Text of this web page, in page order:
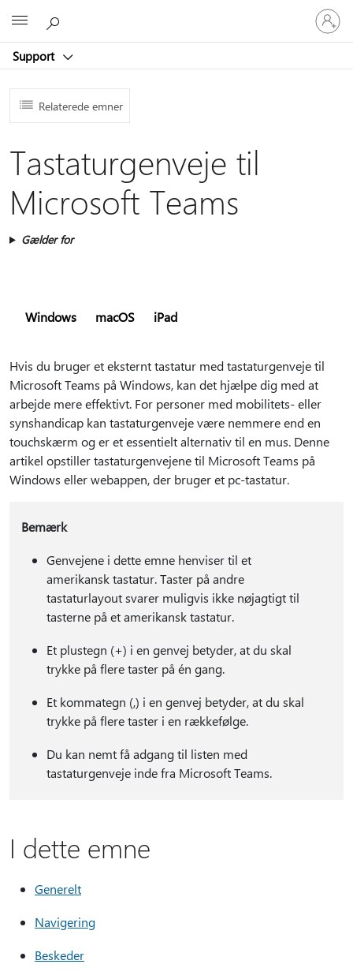
Support
Log
på
din
Relaterede emner
Tastaturgenveje til
Microsoft Teams
Gælder for
Windows macOS iPad
Hvis du bruger et eksternt tastatur med tastaturgenveje til
Microsoft Teams på Windows, kan det hjælpe dig med at
arbejde mere effektivt. For personer med mobilitets- eller
synshandicap kan tastaturgenveje være nemmere end en
touchskærm og er et essentielt alternativ til en mus. Denne
artikel opstiller tastaturgenvejene til Microsoft Teams på
Windows eller webappen, der bruger et pc-tastatur.
Bemærk
Genvejene i dette emne henviser til et
amerikansk tastatur. Taster på andre
tastaturlayout svarer muligvis ikke nøjagtigt til
tasterne på et amerikansk tastatur.
Et plustegn (+) i en genvej betyder, at du skal
trykke på flere taster på én gang.
Et kommategn (,) i en genvej betyder, at du skal
trykke på flere taster i en rækkefølge.
Du kan nemt få adgang til listen med
tastaturgenveje inde fra Microsoft Teams.
I dette emne
Generelt
Navigering
Beskeder